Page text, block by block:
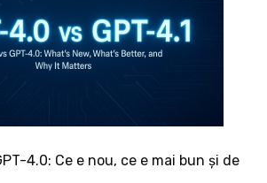
4.0: Ce e nou, ce e mai bun și de